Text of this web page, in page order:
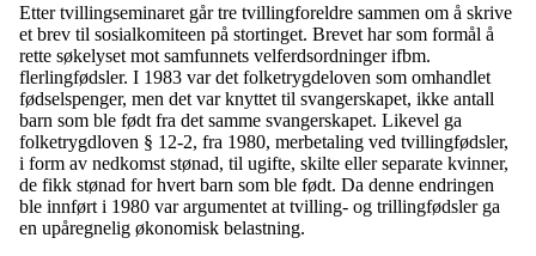
Etter tvillingseminaret går tre tvillingforeldre sammen om å skrive
et brev til sosialkomiteen på stortinget. Brevet har som formål å
rette søkelyset mot samfunnets velferdsordninger ifbm.
flerlingfødsler. I 1983 var det folketrygdeloven som omhandlet
fødselspenger, men det var knyttet til svangerskapet, ikke antall
barn som ble født fra det samme svangerskapet. Likevel ga
folketrygdloven § 12-2, fra 1980, merbetaling ved tvillingfødsler,
i form av nedkomst stønad, til ugifte, skilte eller separate kvinner,
de fikk stønad for hvert barn som ble født. Da denne endringen
ble innført i 1980 var argumentet at tvilling- og trillingfødsler ga
en upåregnelig økonomisk belastning.